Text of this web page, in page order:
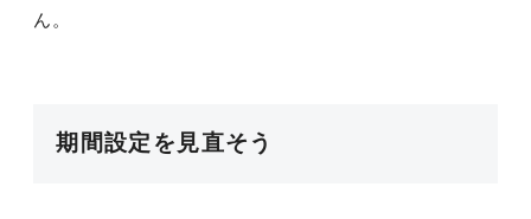
ん。
期間設定を見直そう